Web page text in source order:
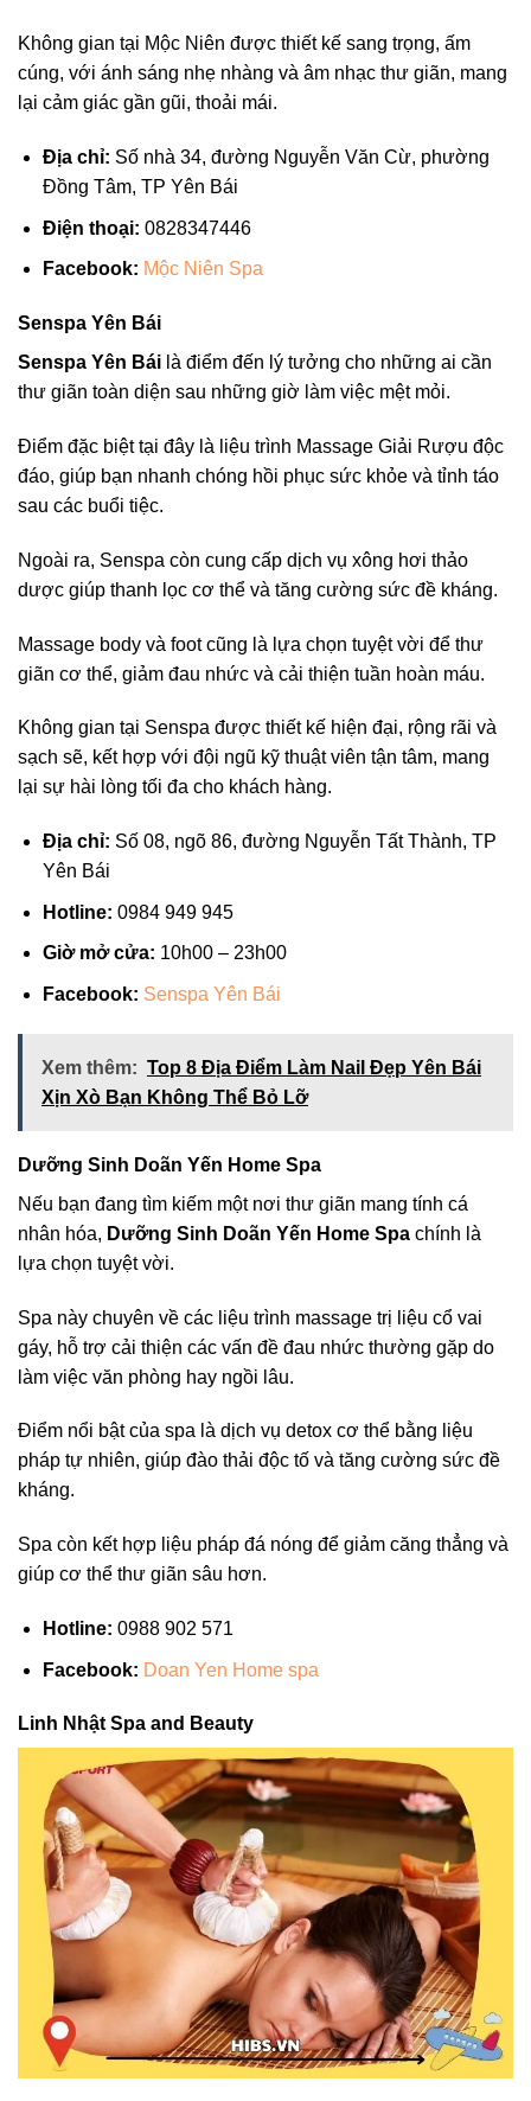
Không gian tại Mộc Niên được thiết kế sang trọng, ấm
cúng, với ánh sáng nhẹ nhàng và âm nhạc thư giãn, mang
lại cảm giác gần gũi, thoải mái.
Địa chỉ: Số nhà 34, đường Nguyễn Văn Cừ, phường
Đồng Tâm, TP Yên Bái
Điện thoại: 0828347446
Facebook: Mộc Niên Spa
Senspa Yên Bái
Senspa Yên Bái là điểm đến lý tưởng cho những ai cần
thư giãn toàn diện sau những giờ làm việc mệt mỏi.
Điểm đặc biệt tại đây là liệu trình Massage Giải Rượu độc
đáo, giúp bạn nhanh chóng hồi phục sức khỏe và tỉnh táo
sau các buổi tiệc.
Ngoài ra, Senspa còn cung cấp dịch vụ xông hơi thảo
dược giúp thanh lọc cơ thể và tăng cường sức đề kháng.
Massage body và foot cũng là lựa chọn tuyệt vời để thư
giãn cơ thể, giảm đau nhức và cải thiện tuần hoàn máu.
Không gian tại Senspa được thiết kế hiện đại, rộng rãi và
sạch sẽ, kết hợp với đội ngũ kỹ thuật viên tận tâm, mang
lại sự hài lòng tối đa cho khách hàng.
Địa chỉ: Số 08, ngõ 86, đường Nguyễn Tất Thành, TP
Yên Bái
Hotline: 0984 949 945
Giờ mở cửa: 10h00 – 23h00
Facebook: Senspa Yên Bái
Xem thêm: Top 8 Địa Điểm Làm Nail Đẹp Yên Bái
Xịn Xò Bạn Không Thể Bỏ Lỡ
Dưỡng Sinh Doãn Yến Home Spa
Nếu bạn đang tìm kiếm một nơi thư giãn mang tính cá
nhân hóa, Dưỡng Sinh Doãn Yến Home Spa chính là
lựa chọn tuyệt vời.
Spa này chuyên về các liệu trình massage trị liệu cổ vai
gáy, hỗ trợ cải thiện các vấn đề đau nhức thường gặp do
làm việc văn phòng hay ngồi lâu.
Điểm nổi bật của spa là dịch vụ detox cơ thể bằng liệu
pháp tự nhiên, giúp đào thải độc tố và tăng cường sức đề
kháng.
Spa còn kết hợp liệu pháp đá nóng để giảm căng thẳng và
giúp cơ thể thư giãn sâu hơn.
Hotline: 0988 902 571
Facebook: Doan Yen Home spa
Linh Nhật Spa and Beauty